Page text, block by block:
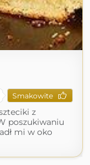
Smakowite
z
poszukiwaniu
mi w oko